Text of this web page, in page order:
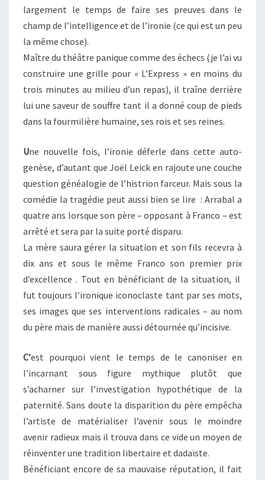
largement le temps de faire ses preuves dans le
champ de l’intelligence et de l’ironie (ce qui est un peu
la même chose).
Maître du théâtre panique comme des échecs (je l’ai vu
construire une grille pour « L’Express » en moins du
trois minutes au milieu d’un repas), il traîne derrière
lui une saveur de souffre tant il a donné coup de pieds
dans la fourmilière humaine, ses rois et ses reines.
Une nouvelle fois, l’ironie déferle dans cette auto-
genèse, d’autant que Joël Leick en rajoute une couche
question généalogie de l’histrion farceur. Mais sous la
comédie la tragédie peut aussi bien se lire : Arrabal a
quatre ans lorsque son père – opposant à Franco – est
arrêté et sera par la suite porté disparu.
La mère saura gérer la situation et son fils recevra à
dix ans et sous le même Franco son premier prix
d’excellence . Tout en bénéficiant de la situation, il
fut toujours l’ironique iconoclaste tant par ses mots,
ses images que ses interventions radicales – au nom
du père mais de manière aussi détournée qu’incisive.
C’est pourquoi vient le temps de le canoniser en
l’incarnant sous figure mythique plutôt que
s’acharner sur l’investigation hypothétique de la
paternité. Sans doute la disparition du père empêcha
l’artiste de matérialiser l’avenir sous le moindre
avenir radieux mais il trouva dans ce vide un moyen de
réinventer une tradition libertaire et dadaïste.
Bénéficiant encore de sa mauvaise réputation, il fait